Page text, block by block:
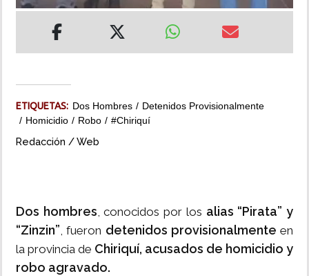
ETIQUETAS: Dos Hombres
Detenidos Provisionalmente
Homicidio
Robo #Chiriquí
Redacción / Web
Dos hombres, conocidos por los alias “Pirata” y
“Zinzin”, fueron detenidos provisionalmente en
la provincia de Chiriquí, acusados de homicidio y
robo agravado.